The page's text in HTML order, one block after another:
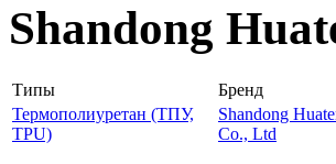
Shandong
Типы
Бренд
Термополиуретан (ТПУ,
TPU)
Shandong
Co., Ltd